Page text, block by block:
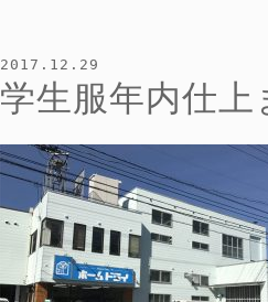
2017.12.29
学生服年内仕上